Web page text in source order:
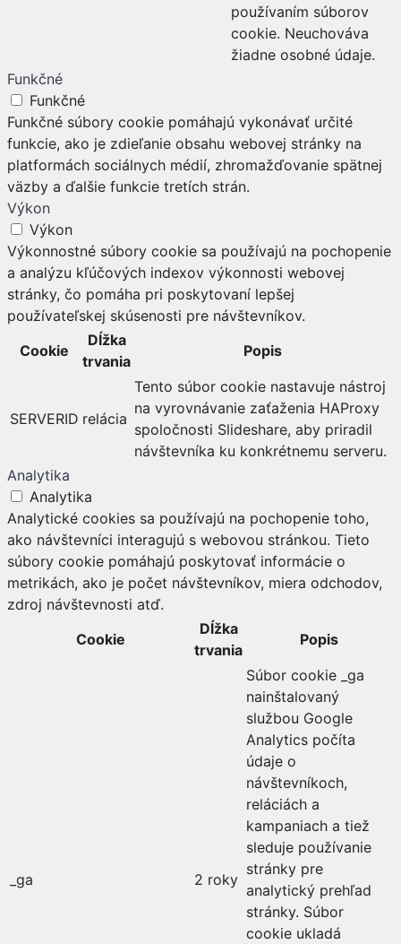
používaním súborov
cookie. Neuchováva
žiadne osobné údaje.
Funkčné
Funkčné
Funkčné súbory cookie pomáhajú vykonávať určité
funkcie, ako je zdieľanie obsahu webovej stránky na
platformách sociálnych médií, zhromažďovanie spätnej
väzby a ďalšie funkcie tretích strán.
Výkon
Výkon
Výkonnostné súbory cookie sa používajú na pochopenie
a analýzu kľúčových indexov výkonnosti webovej
stránky, čo pomáha pri poskytovaní lepšej
používateľskej skúsenosti pre návštevníkov.
Cookie
Dĺžka
trvania
Popis
SERVERID relácia
Tento súbor cookie nastavuje nástroj
na vyrovnávanie zaťaženia HAProxy
spoločnosti Slideshare, aby priradil
návštevníka ku konkrétnemu serveru.
Analytika
Analytika
Analytické cookies sa používajú na pochopenie toho,
ako návštevníci interagujú s webovou stránkou. Tieto
súbory cookie pomáhajú poskytovať informácie o
metrikách, ako je počet návštevníkov, miera odchodov,
zdroj návštevnosti atď.
Cookie
Dĺžka
trvania
Popis
_ga 2 roky
Súbor cookie _ga
nainštalovaný
službou Google
Analytics počíta
údaje o
návštevníkoch,
reláciách a
kampaniach a tiež
sleduje používanie
stránky pre
analytický prehľad
stránky. Súbor
cookie ukladá